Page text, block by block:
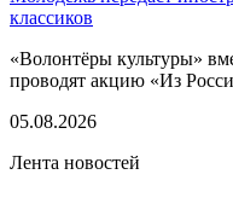
классиков
«Волонтёры культуры»
проводят акцию «Из
05.08.2026
Лента новостей